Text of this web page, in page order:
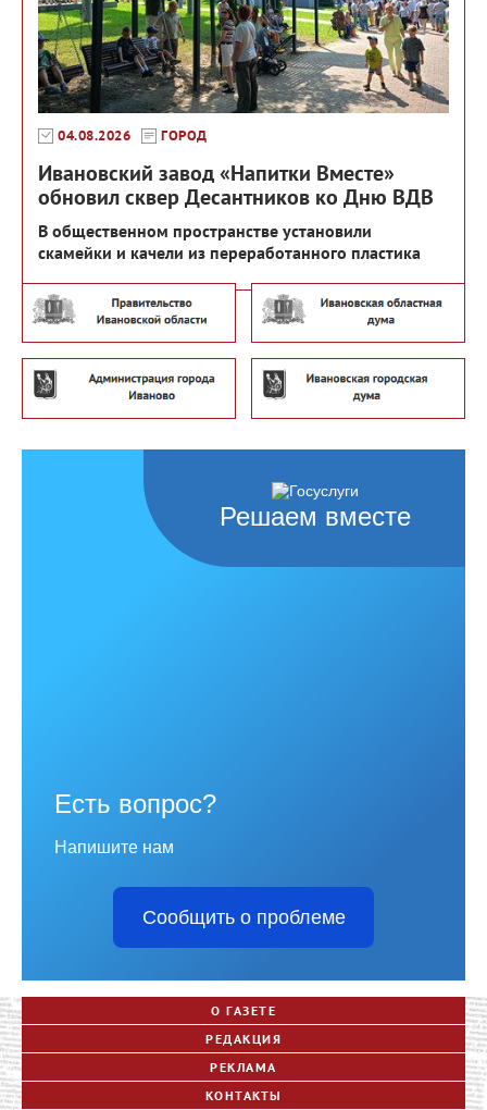
04.08.2026 ГОРОД
Ивановский завод «Напитки Вместе»
обновил сквер Десантников ко Дню ВДВ
В общественном пространстве установили
скамейки и качели из переработанного пластика
Решаем вместе
Есть вопрос?
Напишите нам
Сообщить о проблеме
О ГАЗЕТЕ
РЕДАКЦИЯ
РЕКЛАМА
КОНТАКТЫ